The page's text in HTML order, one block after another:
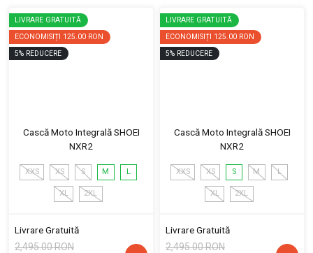
LIVRARE GRATUITĂ
ECONOMISIȚI 125.00 RON
5% REDUCERE
Cască Moto Integrală SHOEI
NXR2
XXS XS S M L
XL 2XL
Livrare Gratuită
2,495.00 RON
LIVRARE GRATUITĂ
ECONOMISIȚI 125.00 RON
5% REDUCERE
Cască Moto Integrală SHOEI
NXR2
XXS XS S M L
XL 2XL
Livrare Gratuită
2,495.00 RON